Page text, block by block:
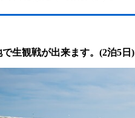
生観戦が出来ます。(2泊5日)